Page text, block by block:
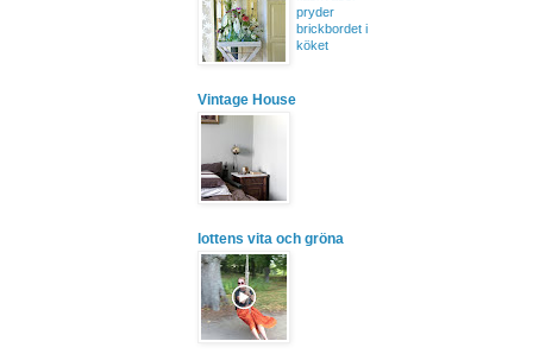
pryder
brickbordet i
köket
Vintage House
lottens vita och gröna